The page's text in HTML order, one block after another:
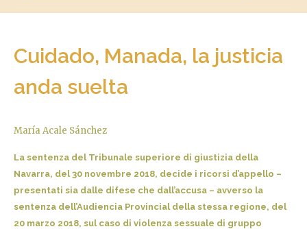
Cuidado, Manada, la justicia
anda suelta
María Acale Sánchez
La sentenza del Tribunale superiore di giustizia della
Navarra, del 30 novembre 2018, decide i ricorsi d’appello –
presentati sia dalle difese che dall’accusa – avverso la
sentenza dell’Audiencia Provincial della stessa regione, del
20 marzo 2018, sul caso di violenza sessuale di gruppo